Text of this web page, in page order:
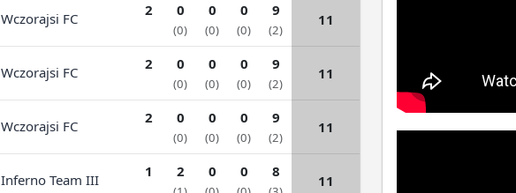
Wczorajsi FC 2 0
(0)
0
(0)
0
(0)
9
(2)
11
Wczorajsi FC 2 0
(0)
0
(0)
0
(0)
9
(2)
11
Wczorajsi FC 2 0
(0)
0
(0)
0
(0)
9
(2)
11
Inferno Team III 1 2 0 0 8
11